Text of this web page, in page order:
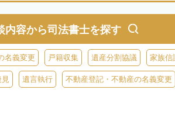
内容から司法書士を探す
名義変更 戸籍収集 遺産分割協議 家族信
見 遺言執行 不動産登記・不動産の名義変更